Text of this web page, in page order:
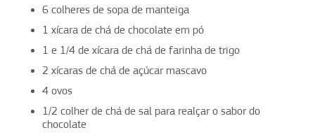
6 colheres de sopa de manteiga
1 xícara de chá de chocolate em pó
1 e 1/4 de xícara de chá de farinha de trigo
2 xícaras de chá de açúcar mascavo
4 ovos
1/2 colher de chá de sal para realçar o sabor do
chocolate